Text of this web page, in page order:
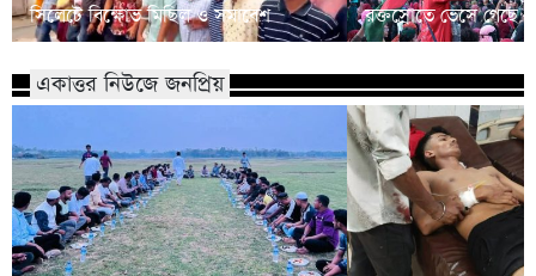
সিলেটে বিক্ষোভ মিছিল ও সমাবেশ
রক্তস্রোতে ভেসে গেছে
একাত্তর নিউজে জনপ্রিয়